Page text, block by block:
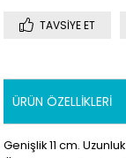
TAVSIYE ET
ÜRÜN ÖZELLIKLERI
Genişlik 11 cm. Uzunluk